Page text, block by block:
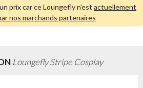
prix car ce Loungefly n'est actuellement
nos marchands partenaires
Loungefly Stripe Cosplay